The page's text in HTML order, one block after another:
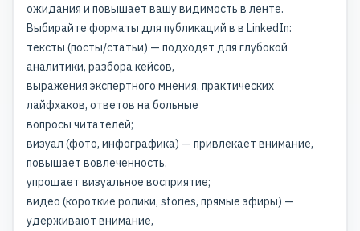
ожидания и повышает вашу видимость в ленте.
Выбирайте форматы для публикаций в в LinkedIn:
тексты (посты/статьи) — подходят для глубокой
аналитики, разбора кейсов,
выражения экспертного мнения, практических
лайфхаков, ответов на больные
вопросы читателей;
визуал (фото, инфографика) — привлекает внимание,
повышает вовлеченность,
упрощает визуальное восприятие;
видео (короткие ролики, stories, прямые эфиры) —
удерживают внимание,